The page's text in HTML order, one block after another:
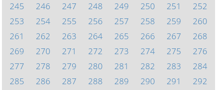
245
246 247 248 249 250 251
252
253
254 255 256 257 258 259
260
261
262 263 264 265 266 267
268
269
270 271 272 273 274 275
276
277
278 279 280 281 282 283
284
285
286 287 288 289 290 291
292